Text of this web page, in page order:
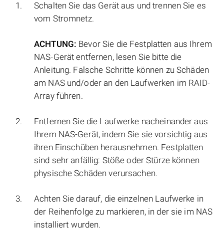
Schalten Sie das Gerät aus und trennen Sie es
vom Stromnetz.
ACHTUNG: Bevor Sie die Festplatten aus Ihrem
NAS-Gerät entfernen, lesen Sie bitte die
Anleitung. Falsche Schritte können zu Schäden
am NAS und/oder an den Laufwerken im RAID-
Array führen.
Entfernen Sie die Laufwerke nacheinander aus
Ihrem NAS-Gerät, indem Sie sie vorsichtig aus
ihren Einschüben herausnehmen. Festplatten
sind sehr anfällig: Stöße oder Stürze können
physische Schäden verursachen.
Achten Sie darauf, die einzelnen Laufwerke in
der Reihenfolge zu markieren, in der sie im NAS
installiert wurden.